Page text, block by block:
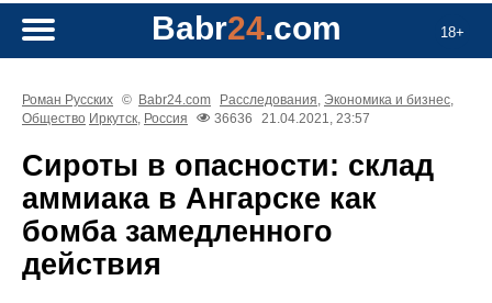
18+
Babr24.com
Роман Русских © Babr24.com Расследования, Экономика и бизнес,
Общество Иркутск, Россия 36636 21.04.2021, 23:57
Сироты в опасности: склад
аммиака в Ангарске как
бомба замедленного
действия